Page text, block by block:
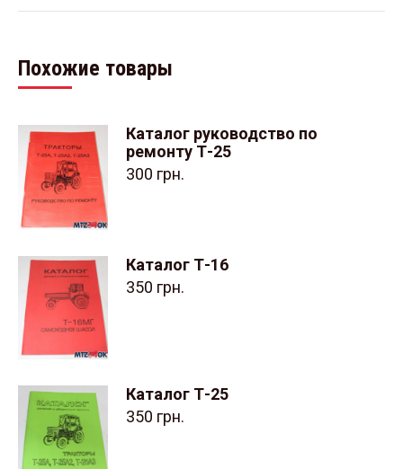
Похожие товары
Каталог руководство по
ремонту Т-25
300 грн.
Каталог Т-16
350 грн.
Каталог Т-25
350 грн.